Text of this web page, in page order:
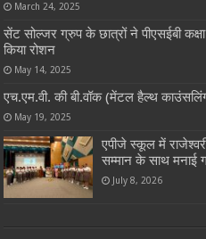
March 24, 2025
सेंट सोल्जर ग्रुप के छात्रों ने पीएसईबी
किया रोशन
May 14, 2025
एच.एम.वी. की बी.वॉक (मेंटल हैल्थ
May 19, 2025
एपीजे स्कूल में
सम्मान के साथ मनाई
July 8, 2026